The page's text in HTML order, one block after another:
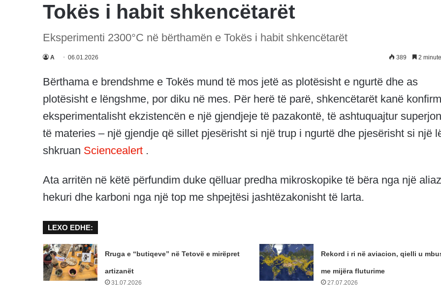
Tokës i habit shkencëtarët
Eksperimenti 2300°C në bërthamën e Tokës i habit shkencëtarët
A 06.01.2026 389 2
Bërthama e brendshme e Tokës mund të mos jetë as plotësisht e ngurtë dhe as
plotësisht e lëngshme, por diku në mes. Për herë të parë, shkencëtarët kanë
eksperimentalisht ekzistencën e një gjendjeje të pazakontë, të ashtuquajtur
të materies – një gjendje që sillet pjesërisht si një trup i ngurtë dhe pjesërisht si një
shkruan Sciencealert .
Ata arritën në këtë përfundim duke qëlluar predha mikroskopike të bëra nga një
hekuri dhe karboni nga një top me shpejtësi jashtëzakonisht të larta.
LEXO EDHE:
Rruga e “butiqeve” në Tetovë e mirëpret
artizanët
31.07.2026
Rekord i ri në aviacion, qielli u
me mijëra fluturime
27.07.2026